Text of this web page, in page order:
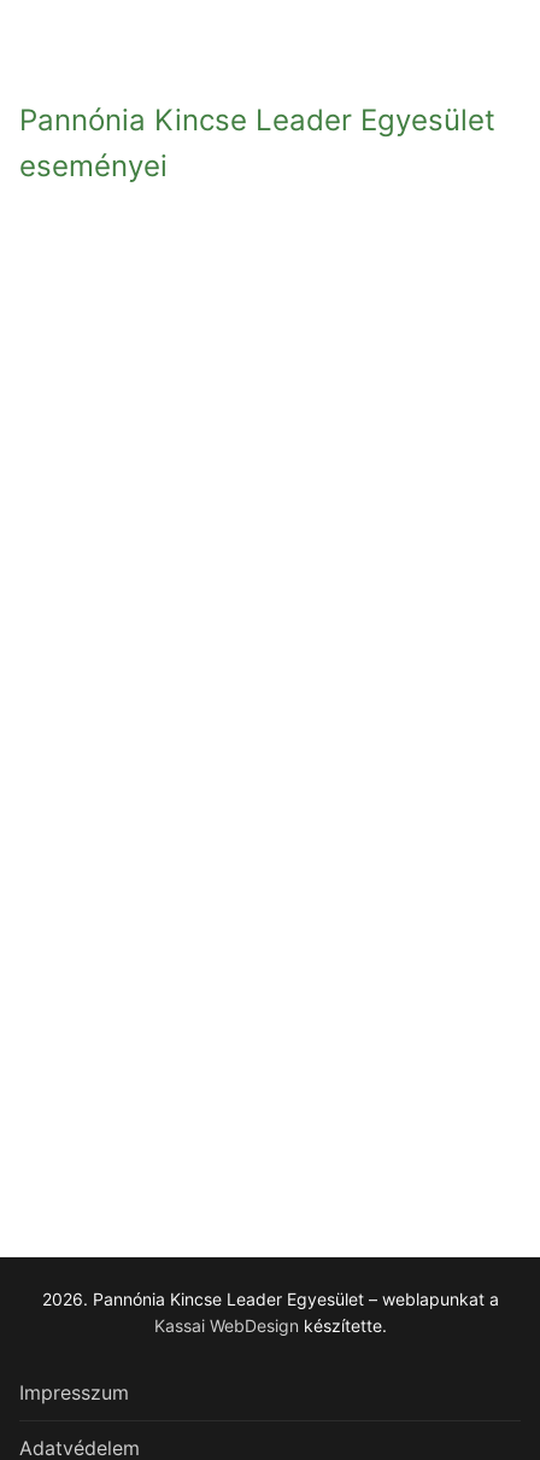
Pannónia Kincse Leader Egyesület
eseményei
2026. Pannónia Kincse Leader Egyesület – weblapunkat a
Kassai WebDesign készítette.
Impresszum
Adatvédelem